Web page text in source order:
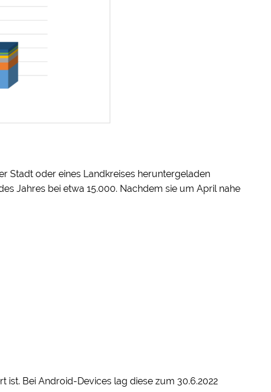
Stadt oder eines Landkreises heruntergeladen
Jahres bei etwa 15.000. Nachdem sie um April nahe
ist. Bei Android-Devices lag diese zum 30.6.2022